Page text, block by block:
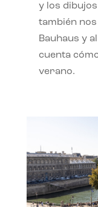
y los
también
Bauhaus y
cuenta
verano.